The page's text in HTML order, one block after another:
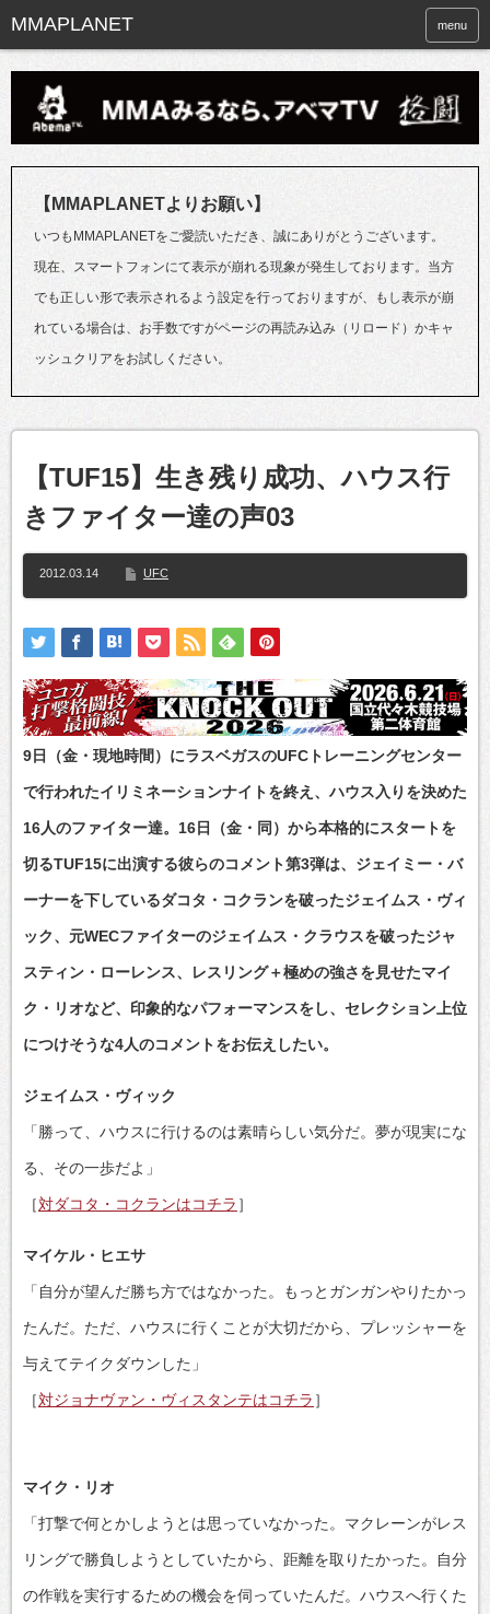
menu
【MMAPLANETよりお願い】
いつもMMAPLANETをご愛読いただき、誠にありがとうございます。
現在、スマートフォンにて表示が崩れる現象が発生しております。当方
でも正しい形で表示されるよう設定を行っておりますが、もし表示が崩
れている場合は、お手数ですがページの再読み込み（リロード）かキャ
ッシュクリアをお試しください。
【TUF15】生き残り成功、ハウス行
きファイター達の声03
2012.03.14 UFC
9日（金・現地時間）にラスベガスのUFCトレーニングセンター
で行われたイリミネーションナイトを終え、ハウス入りを決めた
16人のファイター達。16日（金・同）から本格的にスタートを
切るTUF15に出演する彼らのコメント第3弾は、ジェイミー・バ
ーナーを下しているダコタ・コクランを破ったジェイムス・ヴィ
ック、元WECファイターのジェイムス・クラウスを破ったジャ
スティン・ローレンス、レスリング＋極めの強さを見せたマイ
ク・リオなど、印象的なパフォーマンスをし、セレクション上位
につけそうな4人のコメントをお伝えしたい。
ジェイムス・ヴィック
「勝って、ハウスに行けるのは素晴らしい気分だ。夢が現実にな
る、その一歩だよ」
［対ダコタ・コクランはコチラ ］
マイケル・ヒエサ
「自分が望んだ勝ち方ではなかった。もっとガンガンやりたかっ
たんだ。ただ、ハウスに行くことが大切だから、プレッシャーを
与えてテイクダウンした」
［対ジョナヴァン・ヴィスタンテはコチラ ］
マイク・リオ
「打撃で何とかしようとは思っていなかった。マクレーンがレス
リングで勝負しようとしていたから、距離を取りたかった。自分
の作戦を実行するための機会を伺っていたんだ。ハウスへ行くた